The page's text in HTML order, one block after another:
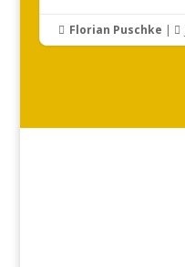
 Florian Puschke | 